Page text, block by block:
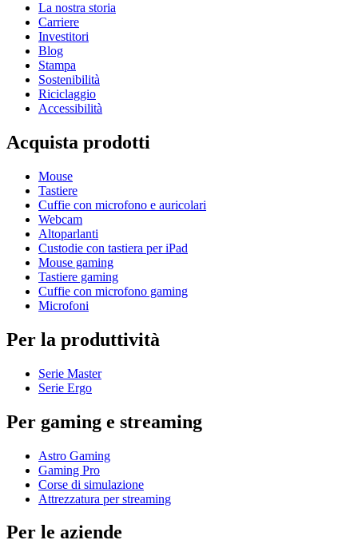
La nostra storia
Carriere
Investitori
Blog
Stampa
Sostenibilità
Riciclaggio
Accessibilità
Acquista prodotti
Mouse
Tastiere
Cuffie con microfono e auricolari
Webcam
Altoparlanti
Custodie con tastiera per iPad
Mouse gaming
Tastiere gaming
Cuffie con microfono gaming
Microfoni
Per la produttività
Serie Master
Serie Ergo
Per gaming e streaming
Astro Gaming
Gaming Pro
Corse di simulazione
Attrezzatura per streaming
Per le aziende